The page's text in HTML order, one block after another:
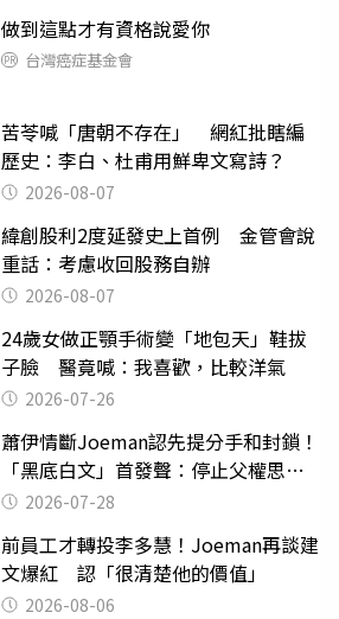
做到這點才有資格說愛你
台灣癌症基金會
苦苓喊「唐朝不存在」 網紅批瞎編
歷史：李白、杜甫用鮮卑文寫詩？
2026-08-07
緯創股利2度延發史上首例 金管會說
重話：考慮收回股務自辦
2026-08-07
24歲女做正顎手術變「地包天」鞋拔
子臉 醫竟喊：我喜歡，比較洋氣
2026-07-26
蕭伊情斷Joeman認先提分手和封鎖！
「黑底白文」首發聲：停止父權思維
物化女性
2026-07-28
前員工才轉投李多慧！Joeman再談建
文爆紅 認「很清楚他的價值」
2026-08-06